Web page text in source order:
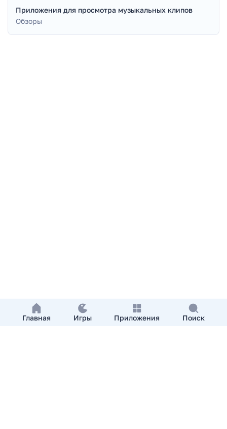
Главная Игры Приложения Поиск
Приложения для просмотра музыкальных клипов
Обзоры